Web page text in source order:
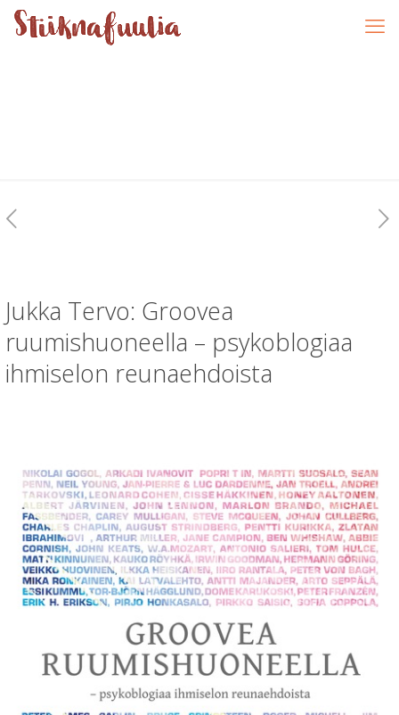
Jukka Tervo: Groovea
ruumishuoneella – psykoblogiaa
ihmiselon reunaehdoista